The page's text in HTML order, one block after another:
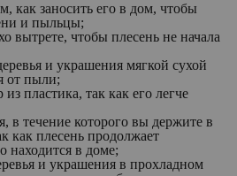
как заносить его в дом, чтобы
и пыльцы;
вытрете, чтобы плесень не начала
и украшения мягкой сухой
от пыли;
пластика, так как его легче
в течение которого вы держите в
как плесень продолжает
находится в доме;
и украшения в прохладном